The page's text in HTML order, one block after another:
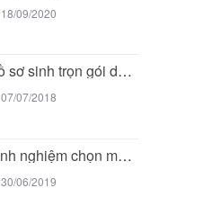
18/09/2020
Đồ sơ sinh trọn gói dành cho bé yêu...
07/07/2018
Kinh nghiệm chọn mua ghế ăn dặm cho bé
30/06/2019